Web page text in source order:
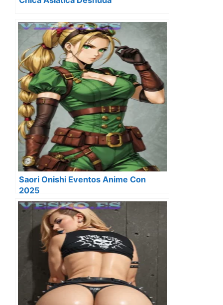
Saori Onishi Eventos Anime Con
2025